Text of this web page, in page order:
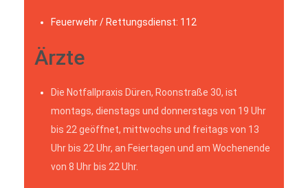
Feuerwehr / Rettungsdienst: 112
Ärzte
Die Notfallpraxis Düren, Roonstraße 30, ist
montags, dienstags und donnerstags von 19 Uhr
bis 22 geöffnet, mittwochs und freitags von 13
Uhr bis 22 Uhr, an Feiertagen und am Wochenende
von 8 Uhr bis 22 Uhr.